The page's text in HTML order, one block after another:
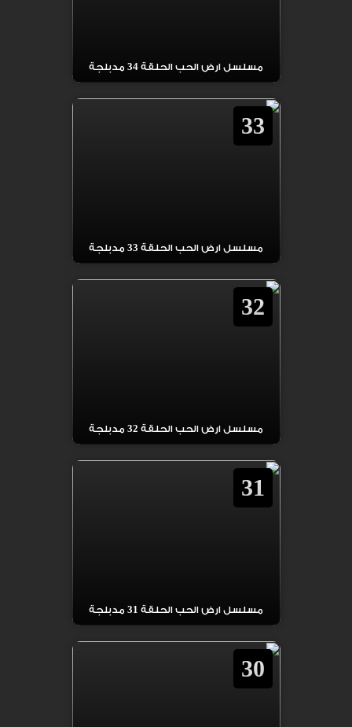
مسلسل ارض الحب الحلقة 34 مدبلجة
33
مسلسل ارض الحب الحلقة 33 مدبلجة
32
مسلسل ارض الحب الحلقة 32 مدبلجة
31
مسلسل ارض الحب الحلقة 31 مدبلجة
30